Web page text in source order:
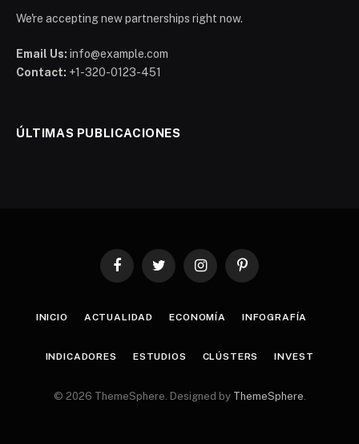
We're accepting new partnerships right now.
Email Us: info@example.com
Contact: +1-320-0123-451
ÚLTIMAS PUBLICACIONES
FacebookTwitter InstagramPinterest
INICIO ACTUALIDAD ECONOMÍA INFOGRAFÍA
INDICADORES ESTUDIOS CLÚSTERS INVEST
© 2026 ThemeSphere. Designed by ThemeSphere.